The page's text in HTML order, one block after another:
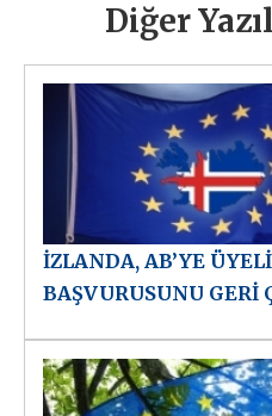
Diğer
İZLANDA, AB’YE
BAŞVURUSUNU GERİ